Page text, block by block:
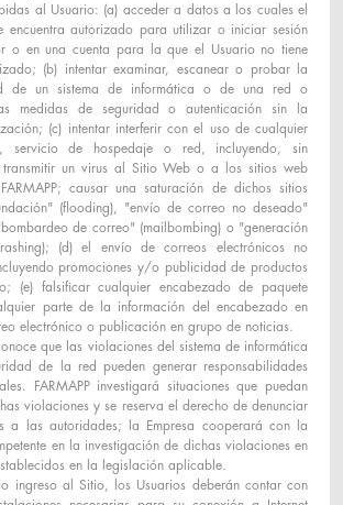
al Usuario: (a) acceder a datos a los cuales el
encuentra autorizado para utilizar o iniciar sesión
o en una cuenta para la que el Usuario no tiene
(b) intentar examinar, escanear o probar la
de un sistema de informática o de una red o
medidas de seguridad o autenticación sin la
(c) intentar interferir con el uso de cualquier
servicio de hospedaje o red, incluyendo, sin
transmitir un virus al Sitio Web o a los sitios web
causar una saturación de dichos sitios
(flooding), "envío de correo no deseado"
de correo" (mailbombing) o "generación
(d) el envío de correos electrónicos no
promociones y/o publicidad de productos
(e) falsificar cualquier encabezado de paquete
parte de la información del encabezado en
electrónico o publicación en grupo de noticias.
que las violaciones del sistema de informática
de la red pueden generar responsabilidades
FARMAPP investigará situaciones que puedan
violaciones y se reserva el derecho de denunciar
a las autoridades; la Empresa cooperará con la
en la investigación de dichas violaciones en
en la legislación aplicable.
ingreso al Sitio, los Usuarios deberán contar con